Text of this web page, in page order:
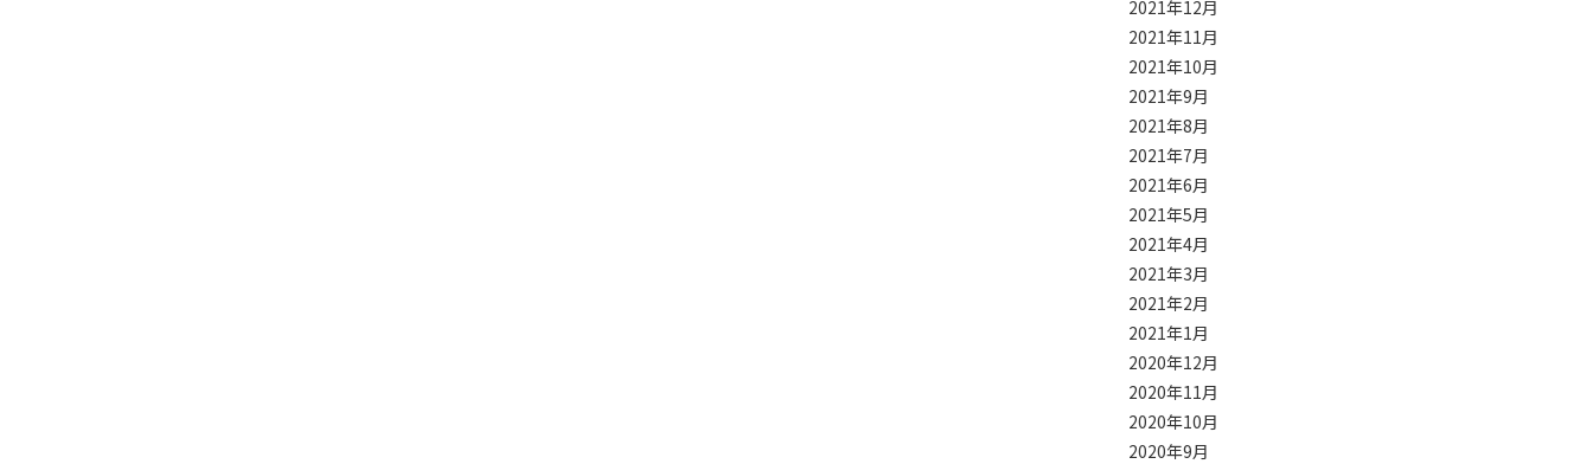
2021年12月
2021年11月
2021年10月
2021年9月
2021年8月
2021年7月
2021年6月
2021年5月
2021年4月
2021年3月
2021年2月
2021年1月
2020年12月
2020年11月
2020年10月
2020年9月